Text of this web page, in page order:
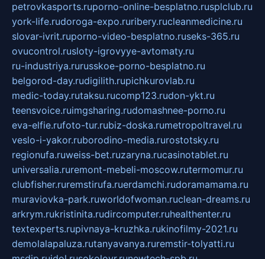
petrovkasports.ruporno-online-besplatno.rusplclub.ru
york-life.rudoroga-expo.ruribery.rucleanmedicine.ru
slovar-ivrit.ruporno-video-besplatno.ruseks-365.ru
ovucontrol.rusloty-igrovyye-avtomaty.ru
ru-industriya.rurusskoe-porno-besplatno.ru
belgorod-day.rudigilith.rupichkurovlab.ru
medic-today.rutaksu.rucomp123.rudon-ykt.ru
teensvoice.ruimgsharing.rudomashnee-porno.ru
eva-elfie.rufoto-tur.rubiz-doska.rumetropoltravel.ru
veslo-i-yakor.ruborodino-media.rurostotsky.ru
regionufa.ruweiss-bet.ruzaryna.rucasinotablet.ru
universalia.ruremont-mebeli-moscow.rutermomur.ru
clubfisher.ruremstirufa.ruerdamchi.rudoramamama.ru
muraviovka-park.ruworldofwoman.ruclean-dreams.ru
arkrym.rukristinita.rudircomputer.ruhealthenter.ru
textexperts.rupivnaya-kruzhka.rukinofilmy-2021.ru
demolalapaluza.rutanyavanya.ruremstir-tolyatti.ru